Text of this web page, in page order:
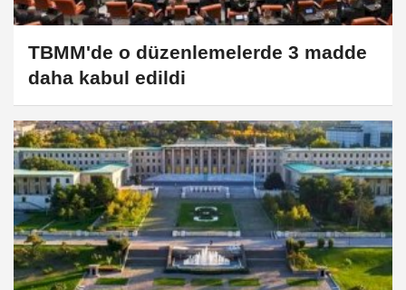
TBMM'de o düzenlemelerde 3 madde
daha kabul edildi